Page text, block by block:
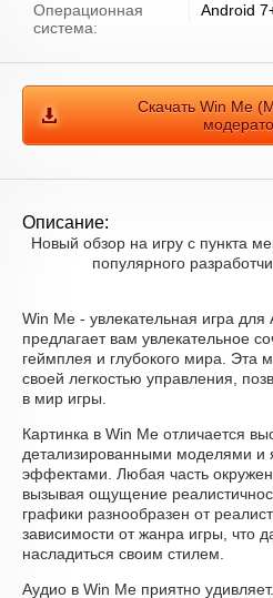
Операционная
система:
Android
Скачать Win Me
Описание:
Новый обзор на игру с пункта
популярного
Win Me - увлекательная игра для
предлагает вам увлекательное
геймплея и глубокого мира. Эта
своей легкостью управления,
в мир игры.
Картинка в Win Me отличается
детализированными моделями и
эффектами. Любая часть
вызывая ощущение
графики разнообразен от
зависимости от жанра игры, что
насладиться своим стилем.
Аудио в Win Me приятно